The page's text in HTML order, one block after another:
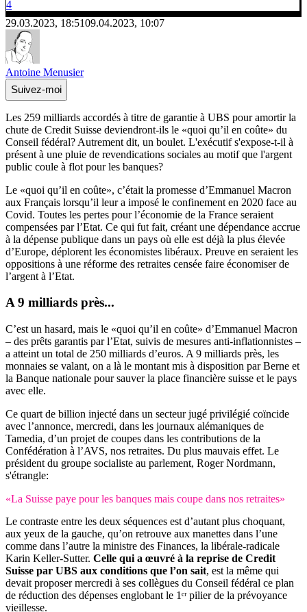
4
29.03.2023, 18:5109.04.2023, 10:07
Antoine Menusier
Suivez-moi
Les 259 milliards accordés à titre de garantie à UBS pour amortir la
chute de Credit Suisse deviendront-ils le «quoi qu’il en coûte» du
Conseil fédéral? Autrement dit, un boulet. L'exécutif s'expose-t-il à
présent à une pluie de revendications sociales au motif que l'argent
public coule à flot pour les banques?
Le «quoi qu’il en coûte», c’était la promesse d’Emmanuel Macron
aux Français lorsqu’il leur a imposé le confinement en 2020 face au
Covid. Toutes les pertes pour l’économie de la France seraient
compensées par l’Etat. Ce qui fut fait, créant une dépendance accrue
à la dépense publique dans un pays où elle est déjà la plus élevée
d’Europe, déplorent les économistes libéraux. Preuve en seraient les
oppositions à une réforme des retraites censée faire économiser de
l’argent à l’Etat.
A 9 milliards près...
C’est un hasard, mais le «quoi qu’il en coûte» d’Emmanuel Macron
– des prêts garantis par l’Etat, suivis de mesures anti-inflationnistes –
a atteint un total de 250 milliards d’euros. A 9 milliards près, les
monnaies se valant, on a là le montant mis à disposition par Berne et
la Banque nationale pour sauver la place financière suisse et le pays
avec elle.
Ce quart de billion injecté dans un secteur jugé privilégié coïncide
avec l’annonce, mercredi, dans les journaux alémaniques de
Tamedia, d’un projet de coupes dans les contributions de la
Confédération à l’AVS, nos retraites. Du plus mauvais effet. Le
président du groupe socialiste au parlement, Roger Nordmann,
s'étrangle:
«La Suisse paye pour les banques mais coupe dans nos retraites»
Le contraste entre les deux séquences est d’autant plus choquant,
aux yeux de la gauche, qu’on retrouve aux manettes dans l’une
comme dans l’autre la ministre des Finances, la libérale-radicale
Karin Keller-Sutter. Celle qui a œuvré à la reprise de Credit
Suisse par UBS aux conditions que l’on sait, est la même qui
devait proposer mercredi à ses collègues du Conseil fédéral ce plan
de réduction des dépenses englobant le 1ᵉʳ pilier de la prévoyance
vieillesse.